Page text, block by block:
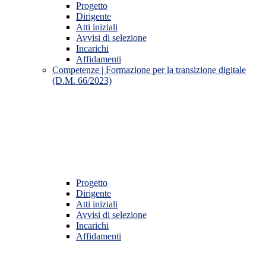
Progetto
Dirigente
Atti iniziali
Avvisi di selezione
Incarichi
Affidamenti
Competenze | Formazione per la transizione digitale
(D.M. 66/2023)
Progetto
Dirigente
Atti iniziali
Avvisi di selezione
Incarichi
Affidamenti